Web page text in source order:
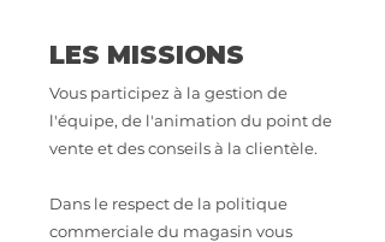
LES MISSIONS
Vous participez à la gestion de
l'équipe, de l'animation du point de
vente et des conseils à la clientèle.
Dans le respect de la politique
commerciale du magasin vous